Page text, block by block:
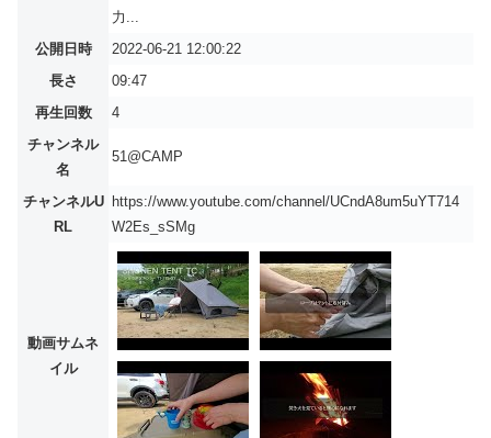
力...
公開日時
2022-06-21 12:00:22
長さ
09:47
再生回数
4
チャンネル
名
51@CAMP
チャンネルU
RL
https://www.youtube.com/channel/UCndA8um5uYT714
W2Es_sSMg
動画サムネ
イル